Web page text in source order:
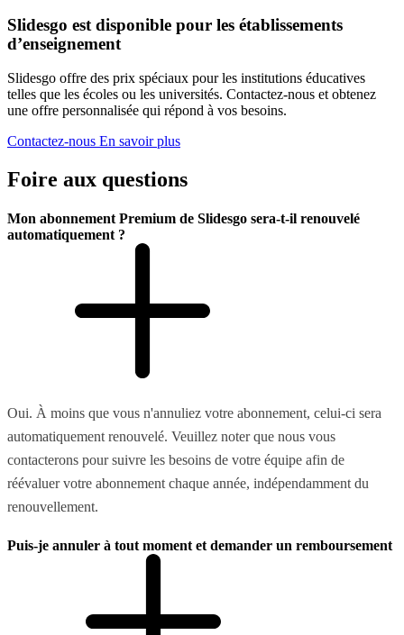
Slidesgo est disponible pour les établissements
d’enseignement
Slidesgo offre des prix spéciaux pour les institutions éducatives
telles que les écoles ou les universités. Contactez-nous et obtenez
une offre personnalisée qui répond à vos besoins.
Contactez-nous En savoir plus
Foire aux questions
Mon abonnement Premium de Slidesgo sera-t-il renouvelé
automatiquement ?
Oui. À moins que vous n'annuliez votre abonnement, celui-ci sera
automatiquement renouvelé. Veuillez noter que nous vous
contacterons pour suivre les besoins de votre équipe afin de
réévaluer votre abonnement chaque année, indépendamment du
renouvellement.
Puis-je annuler à tout moment et demander un remboursement